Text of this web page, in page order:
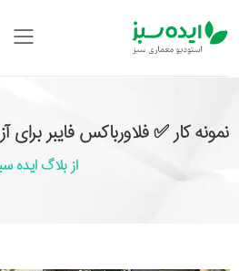
نمونه کار ✅ فلاورباکس فایبر
از بلاگ ایده